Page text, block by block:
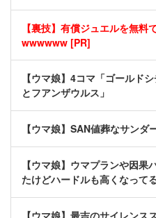
【裏技】有償ジュエルを無
wwwwww [PR]
【ウマ娘】4コマ「ゴールド
とフアンザウルス」
【ウマ娘】SAN値葬なサンダ
【ウマ娘】ウマプランや因
たけどハードルも高くなってる